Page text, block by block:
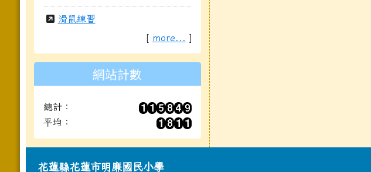
滑鼠練習
[ more... ]
網站計數
總計：
平均：
頁尾區域內容
花蓮縣花蓮市明廉國民小學